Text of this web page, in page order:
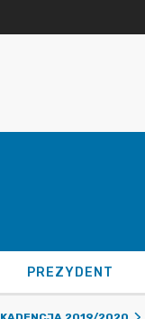
PREZYDENT